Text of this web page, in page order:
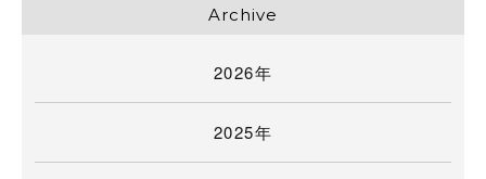
Archive
2026年
2025年